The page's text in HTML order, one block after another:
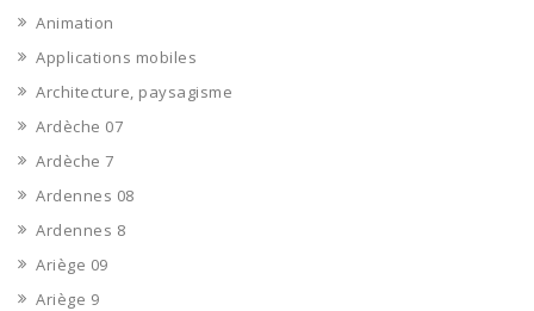
Animation
Applications mobiles
Architecture, paysagisme
Ardèche 07
Ardèche 7
Ardennes 08
Ardennes 8
Ariège 09
Ariège 9